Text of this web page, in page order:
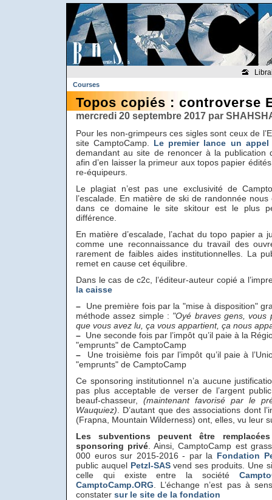
Courses
Topos copiés : controverse
mercredi 20 septembre 2017 par
Pour les non-grimpeurs ces sigles sont ceux de
site CamptoCamp. Le premier lance un
demandant au site de renoncer à la publication
afin d’en laisser la primeur aux topos papier
re-équipeurs.
Le plagiat n’est pas une exclusivité de
l’escalade. En matière de ski de randonnée
dans ce domaine le site skitour est le plus
différence.
En matière d’escalade, l’achat du topo papier a
comme une reconnaissance du travail des
rarement de faibles aides institutionnelles. La
remet en cause cet équilibre.
Dans le cas de c2c, l’éditeur-auteur copié a
la caisse
– Une première fois par la "mise à disposition"
méthode assez simple : "Oyé braves gens, vous
que vous avez lu, ça vous appartient, ça nous
– Une seconde fois par l’impôt qu’il paie à la
"emprunts" de CamptoCamp
– Une troisième fois par l’impôt qu’il paie à
"emprunts" de CamptoCamp
Ce sponsoring institutionnel n’a aucune
pas plus acceptable de verser de l’argent
beauf-chasseur, (maintenant favorisé par le
Wauquiez) . D’autant que des associations dont
(Frapna, Mountain Wilderness) ont, elles, vu leur
Les subventions peuvent être
sponsoring privé . Ainsi, CamptoCamp est
000 euros sur 2015-2016 - par la Fondation
public auquel Petzl-SASvend ses produits. Une
celle qui existe entre la société
CamptoCamp.ORG . L’échange n’est pas à
constater sur le site de la fondation